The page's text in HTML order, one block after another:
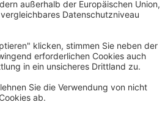
erscheint drei Mal im Jahr.